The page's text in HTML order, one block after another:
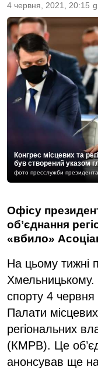
4 червня, 2021, 20:15
Конгрес місцевих та
був створений указом
фото пресслужби президента
Офісу
об’єднання
«вбило»
На цьому тижні
спорту 4 червня
Палати
регіональних
(КМРВ). Це
анонсував ще